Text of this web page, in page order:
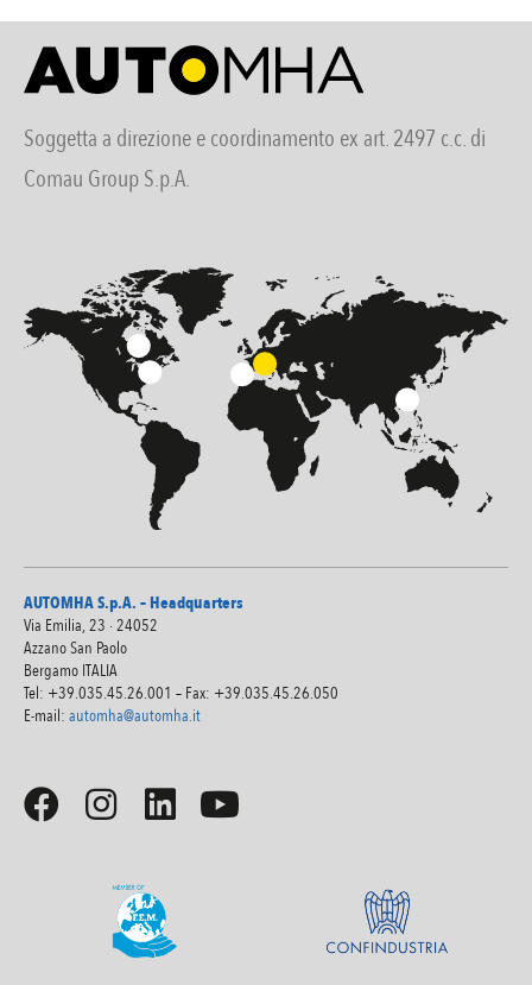
Soggetta a direzione e coordinamento ex art. 2497 c.c. di
Comau Group S.p.A.
AUTOMHA S.p.A. – Headquarters
Via Emilia, 23 · 24052
Azzano San Paolo
Bergamo ITALIA
Tel: +39.035.45.26.001 – Fax: +39.035.45.26.050
E-mail: automha@automha.it